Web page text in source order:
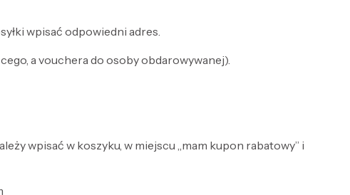
wpisać odpowiedni adres.
a vouchera do osoby obdarowywanej).
wpisać w koszyku, w miejscu „mam kupon rabatowy” i